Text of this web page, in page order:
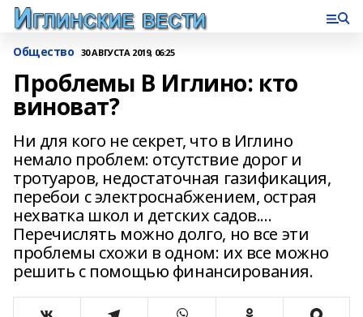
Общество 30 АВГУСТА 2019, 06:25
Проблемы В Иглино: кто
виноват?
Ни для кого не секрет, что в Иглино
немало проблем: отсутствие дорог и
тротуаров, недостаточная газификация,
перебои с электроснабжением, острая
нехватка школ и детских садов.…
Перечислять можно долго, но все эти
проблемы схожи в одном: их все можно
решить с помощью финансирования.